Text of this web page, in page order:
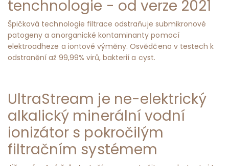
tenchnologie - od verze 2021
Špičková technologie filtrace odstraňuje submikronové
patogeny a anorganické kontaminanty pomocí
elektroadheze a iontové výměny. Osvědčeno v testech k
odstranění až 99,99% virů, bakterií a cyst.
UltraStream je ne-elektrický
alkalický minerální vodní
ionizátor s pokročilým
filtračním systémem